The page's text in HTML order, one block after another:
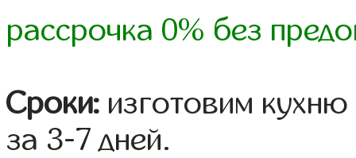
рассрочка 0% без
Сроки: изготовим
за 3-7 дней.